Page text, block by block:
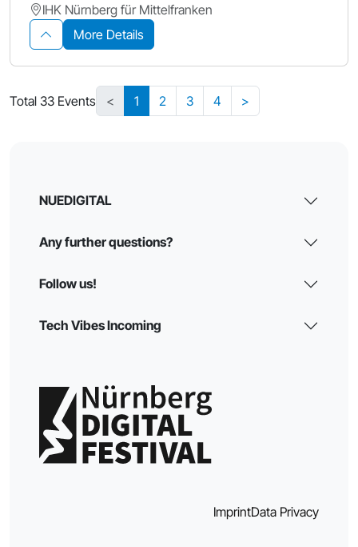
IHK Nürnberg für Mittelfranken
More Details
Total 33 Events < 1 2 3 4 >
NUEDIGITAL
Any further questions?
Follow us!
Tech Vibes Incoming
ImprintData Privacy